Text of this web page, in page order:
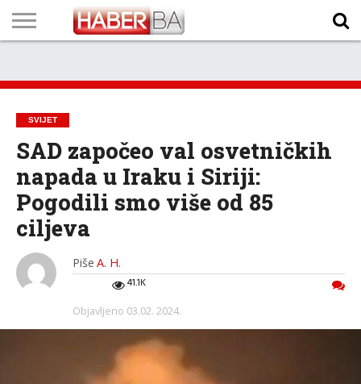
TECH
PROGRAM
PROGNOZA
PUTEVIMA
LISTA
NAMA
SVIJET
SAD započeo val osvetničkih
napada u Iraku i Siriji:
Pogodili smo više od 85
ciljeva
Piše A. H.
41.1K
Objavljeno 03.02. 2024.